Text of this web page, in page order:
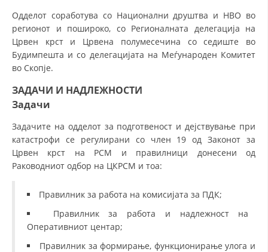
ЗДРАВСТВЕНО ПРЕВЕНТИВНА ДЕЈНОСТ
ПРВА ПОМОШ
ЗА НАС
ДЕЈСТВУВАЊЕ
Одделот соработува со Национални друштва и НВО во
регионот и пошироко, со Регионалната делегација на
Црвен крст и Црвена полумесечина со седиште во
Будимпешта и со делегацијата на Меѓународен Комитет
во Скопје.
ЗАДАЧИ И НАДЛЕЖНОСТИ
Задачи
Задачите на одделот за подготвеност и дејствување при
катастрофи се регулирани со член 19 од Законот за
Црвен крст на РСМ и правилници донесени од
Раководниот одбор на ЦКРСМ и тоа:
Правилник за работа на комисијата за ПДК;
Правилник за работа и надлежност на
Оперативниот центар;
Правилник за формирање, функционирање улога и